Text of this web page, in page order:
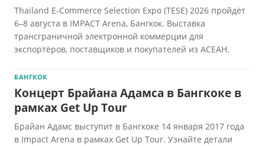
Thailand E-Commerce Selection Expo (TESE) 2026 пройдёт
6–8 августа в IMPACT Arena, Бангкок. Выставка
трансграничной электронной коммерции для
экспортёров, поставщиков и покупателей из АСЕАН.
БАНГКОК
Концерт Брайана Адамса в Бангкоке в
рамках Get Up Tour
Брайан Адамс выступит в Бангкоке 14 января 2017 года
в Impact Arena в рамках Get Up Tour. Узнайте детали